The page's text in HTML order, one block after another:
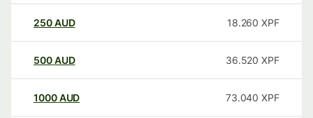
250AUD 18.260 XPF
500AUD 36.520 XPF
1000AUD 73.040 XPF